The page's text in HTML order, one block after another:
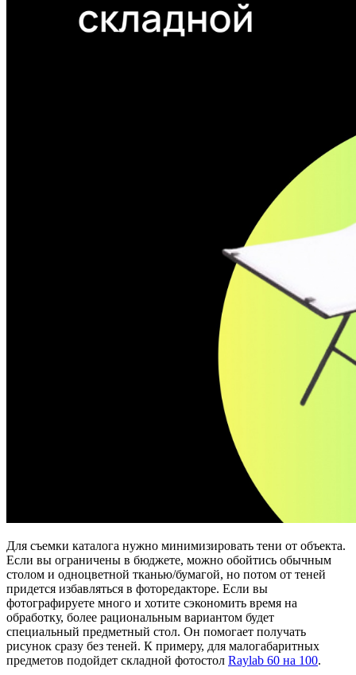
Для съемки каталога нужно минимизировать тени от объекта.
Если вы ограничены в бюджете, можно обойтись обычным
столом и одноцветной тканью/бумагой, но потом от теней
придется избавляться в фоторедакторе. Если вы
фотографируете много и хотите сэкономить время на
обработку, более рациональным вариантом будет
специальный предметный стол. Он помогает получать
рисунок сразу без теней. К примеру, для малогабаритных
предметов подойдет складной фотостол Raylab 60 на 100.